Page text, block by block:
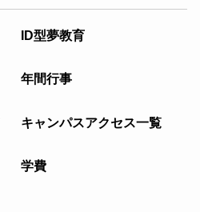
ID型夢教育
年間行事
キャンパスアクセス一覧
学費